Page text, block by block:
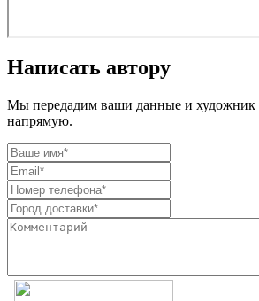
Написать автору
Мы передадим ваши данные и художник
напрямую.